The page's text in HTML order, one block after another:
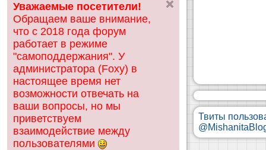
ск
Уважаемые посетители!
Обращаем ваше внимание,
что с 2018 года форум
работает в режиме
"самоподдержания". У
администратора (Foxy) в
настоящее время нет
возможности отвечать на
ваши вопросы, но мы
приветствуем
взаимодействие между
пользователями
Твиты